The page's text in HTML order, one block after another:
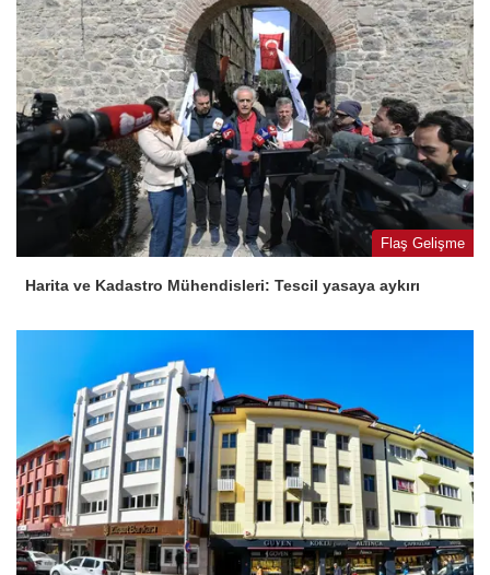
Flaş Gelişme
Harita ve Kadastro Mühendisleri: Tescil yasaya aykırı